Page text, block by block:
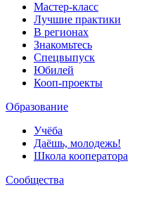
Мастер-класс
Лучшие практики
В регионах
Знакомьтесь
Спецвыпуск
Юбилей
Кооп-проекты
Образование
Учёба
Даёшь, молодежь!
Школа кооператора
Сообщества